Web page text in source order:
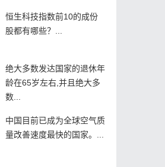
恒生科技指数前10的成份
股都有哪些？...
绝大多数发达国家的退休年
龄在65岁左右,并且绝大多
数...
中国目前已成为全球空气质
量改善速度最快的国家。...